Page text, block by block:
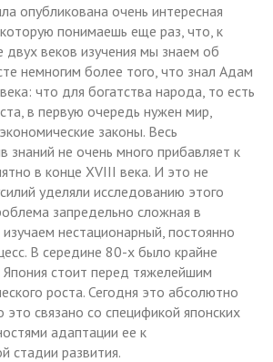
опубликована очень интересная
понимаешь еще раз, что, к
веков изучения мы знаем об
немногим более того, что знал Адам
что для богатства народа, то есть
в первую очередь нужен мир,
законы. Весь
знаний не очень много прибавляет к
в конце XVIII века. И это не
уделяли исследованию этого
запредельно сложная в
нестационарный, постоянно
В середине 80-х было крайне
Япония стоит перед тяжелейшим
роста. Сегодня это абсолютно
это связано со спецификой японских
адаптации ее к
стадии развития.